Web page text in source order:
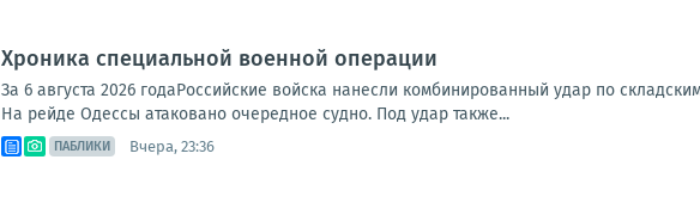
Хроника специальной военной операции
За 6 августа 2026 годаРоссийские войска нанесли комбинированный удар по
На рейде Одессы атаковано очередное судно. Под удар также...
ПАБЛИКИ Вчера, 23:36